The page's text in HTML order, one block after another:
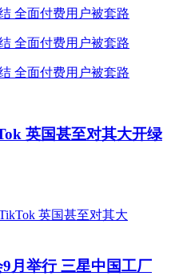
英国甚至对其大开绿
月举行 三星中国工厂